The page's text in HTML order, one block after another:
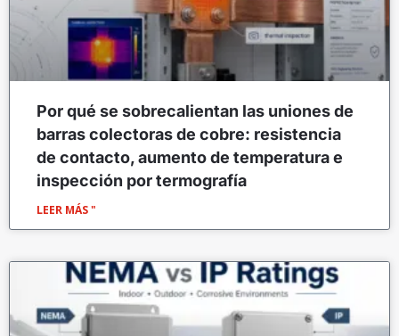
Por qué se sobrecalientan las uniones de
barras colectoras de cobre: resistencia
de contacto, aumento de temperatura e
inspección por termografía
LEER MÁS "